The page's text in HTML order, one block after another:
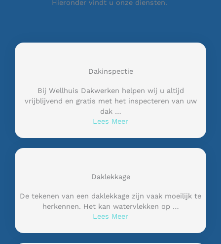
Hieronder vindt u onze diensten.
Dakinspectie
Bij Wellhuis Dakwerken helpen wij u altijd
vrijblijvend en gratis met het inspecteren van uw
dak …
Lees Meer
Daklekkage
De tekenen van een daklekkage zijn vaak moeilijk te
herkennen. Het kan watervlekken op …
Lees Meer